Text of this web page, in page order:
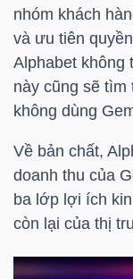
nhóm khách
và ưu tiên
Alphabet không
này cũng sẽ
không dùng
Về bản chất,
doanh thu của
ba lớp lợi ích
còn lại của thị
Mã
chứng
khoán
(-)
Tất cả Cổ
Lãnh
đạo